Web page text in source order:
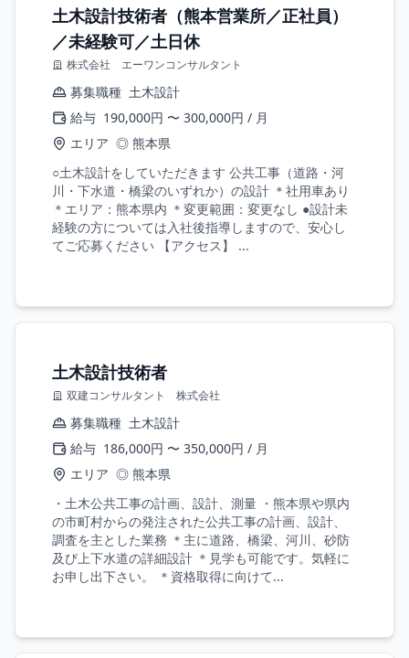
土木設計技術者（熊本営業所／正社員）
／未経験可／土日休
株式会社 エーワンコンサルタント
募集職種 土木設計
給与 190,000円 〜 300,000円 / 月
エリア ◎ 熊本県
○土木設計をしていただきます 公共工事（道路・河
川・下水道・橋梁のいずれか）の設計 ＊社用車あり
＊エリア：熊本県内 ＊変更範囲：変更なし ●設計未
経験の方については入社後指導しますので、安心し
てご応募ください 【アクセス】 ...
土木設計技術者
双建コンサルタント 株式会社
募集職種 土木設計
給与 186,000円 〜 350,000円 / 月
エリア ◎ 熊本県
・土木公共工事の計画、設計、測量 ・熊本県や県内
の市町村からの発注された公共工事の計画、設計、
調査を主とした業務 ＊主に道路、橋梁、河川、砂防
及び上下水道の詳細設計 ＊見学も可能です。気軽に
お申し出下さい。 ＊資格取得に向けて...